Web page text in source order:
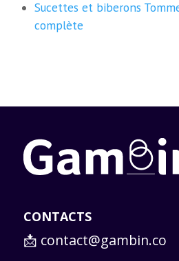
Sucettes et biberons
complète
CONTACTS
📩 contact@gambin.co